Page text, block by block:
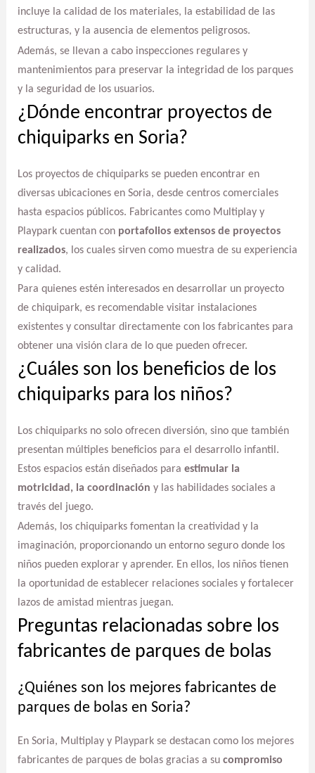
incluye la calidad de los materiales, la estabilidad de las
estructuras, y la ausencia de elementos peligrosos.
Además, se llevan a cabo inspecciones regulares y
mantenimientos para preservar la integridad de los parques
y la seguridad de los usuarios.
¿Dónde encontrar proyectos de
chiquiparks en Soria?
Los proyectos de chiquiparks se pueden encontrar en
diversas ubicaciones en Soria, desde centros comerciales
hasta espacios públicos. Fabricantes como Multiplay y
Playpark cuentan con portafolios extensos de proyectos
realizados, los cuales sirven como muestra de su experiencia
y calidad.
Para quienes estén interesados en desarrollar un proyecto
de chiquipark, es recomendable visitar instalaciones
existentes y consultar directamente con los fabricantes para
obtener una visión clara de lo que pueden ofrecer.
¿Cuáles son los beneficios de los
chiquiparks para los niños?
Los chiquiparks no solo ofrecen diversión, sino que también
presentan múltiples beneficios para el desarrollo infantil.
Estos espacios están diseñados para estimular la
motricidad, la coordinación y las habilidades sociales a
través del juego.
Además, los chiquiparks fomentan la creatividad y la
imaginación, proporcionando un entorno seguro donde los
niños pueden explorar y aprender. En ellos, los niños tienen
la oportunidad de establecer relaciones sociales y fortalecer
lazos de amistad mientras juegan.
Preguntas relacionadas sobre los
fabricantes de parques de bolas
¿Quiénes son los mejores fabricantes de
parques de bolas en Soria?
En Soria, Multiplay y Playpark se destacan como los mejores
fabricantes de parques de bolas gracias a su compromiso